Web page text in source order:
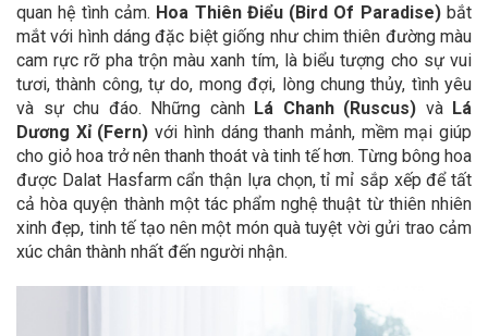
quan hệ tình cảm. Hoa Thiên Điểu (Bird Of Paradise)bắt
mắt với hình dáng đặc biệt giống như chim thiên đường màu
cam rực rỡ pha trộn màu xanh tím, là biểu tượng cho sự vui
tươi, thành công, tự do, mong đợi, lòng chung thủy, tình yêu
và sự chu đáo. Những cành Lá Chanh (Ruscus) và Lá
Dương Xỉ (Fern) với hình dáng thanh mảnh, mềm mại giúp
cho giỏ hoa trở nên thanh thoát và tinh tế hơn. Từng bông hoa
được Dalat Hasfarm cẩn thận lựa chọn, tỉ mỉ sắp xếp để tất
cả hòa quyện thành một tác phẩm nghệ thuật từ thiên nhiên
xinh đẹp, tinh tế tạo nên một món quà tuyệt vời gửi trao cảm
xúc chân thành nhất đến người nhận.